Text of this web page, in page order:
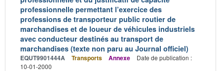
professionnelle permettant l’exercice des
professions de transporteur public routier de
marchandises et de loueur de véhicules industriels
avec conducteur destinés au transport de
marchandises (texte non paru au Journal officiel)
EQUT9901444A Transports Annexe
Date de publication :
10-01-2000